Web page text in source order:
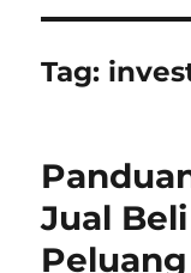
Tag:
Jual